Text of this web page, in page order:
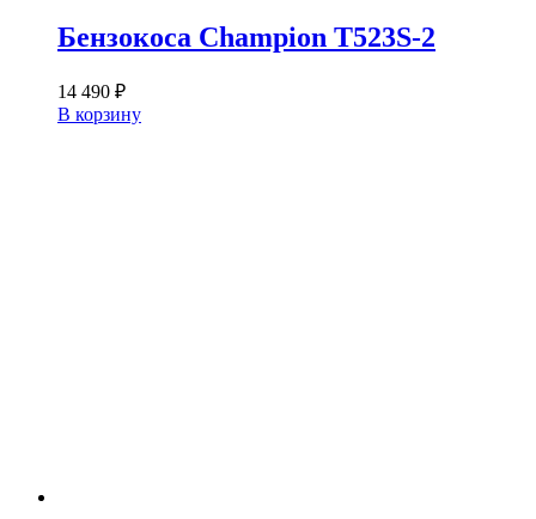
Бензокоса Champion T523S-2
14 490 ₽
В корзину